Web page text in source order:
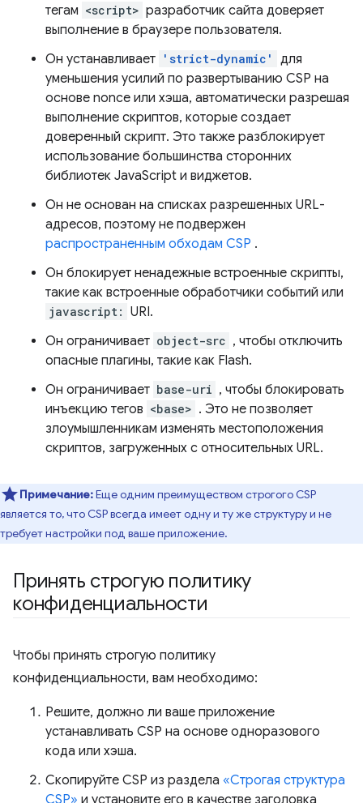
тегам <script> разработчик сайта доверяет
выполнение в браузере пользователя.
Он устанавливает 'strict-dynamic'
для
уменьшения усилий по развертыванию CSP на
основе nonce или хэша, автоматически разрешая
выполнение скриптов, которые создает
доверенный скрипт. Это также разблокирует
использование большинства сторонних
библиотек JavaScript и виджетов.
Он не основан на списках разрешенных URL-
адресов, поэтому не подвержен
распространенным обходам CSP .
Он блокирует ненадежные встроенные скрипты,
такие как встроенные обработчики событий или
javascript: URI.
Он ограничивает object-src , чтобы отключить
опасные плагины, такие как Flash.
Он ограничивает base-uri , чтобы блокировать
инъекцию тегов <base> . Это не позволяет
злоумышленникам изменять местоположения
скриптов, загруженных с относительных URL.
Примечание:Еще одним преимуществом строгого CSP
является то, что CSP всегда имеет одну и ту же структуру и не
требует настройки под ваше приложение.
Принять строгую политику
конфиденциальности
Чтобы принять строгую политику
конфиденциальности, вам необходимо:
Решите, должно ли ваше приложение
устанавливать CSP на основе одноразового
кода или хэша.
Скопируйте CSP из раздела «Строгая структура
CSP» и установите его в качестве заголовка